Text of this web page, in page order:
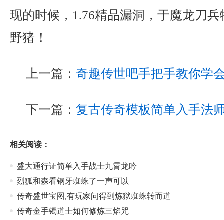
现的时候，1.76精品漏洞，于魔龙刀
野猪！
上一篇： 奇趣传世吧手把手教你学
下一篇： 复古传奇模板简单入手法
相关阅读：
盛大通行证简单入手战士九霄龙吟
烈狐和森看钢牙蜘蛛了一声可以
传奇盛世宝图,有玩家问得到炼狱蜘蛛转而道
传奇金手镯道士如何修炼三焰咒